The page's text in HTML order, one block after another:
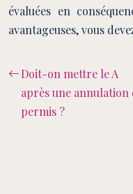
évaluées en
avantageuses, vous
Doit-on mettre le A
après une annulation
permis ?